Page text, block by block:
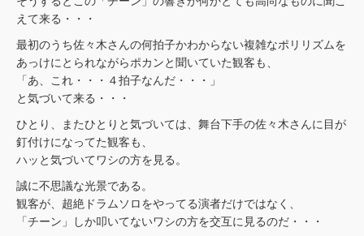
えて来る・・・
最初のうち佐々木さんの何拍子かわからない複雑なポリリズムを
あっけにとられながらポカンと聞いていた観客も、
「あ、これ・・・４拍子なんだ・・・」
と気づいて来る・・・
ひとり、またひとりと気づいては、舞台下手の佐々木さんに目が
釘付けになってた観客も、
ハッと気づいてワシの方を見る。
誠に不思議な光景である。
観客が、超絶ドラムソロをやってる演者だけではなく、
「チーン」しか叩いてないワシの方を交互に見るのだ・・・